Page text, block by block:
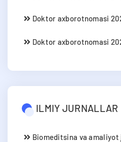
Doktor axborotnomasi
Doktor axborotnomasi
ILMIY JURNALLAR
Biomeditsina va